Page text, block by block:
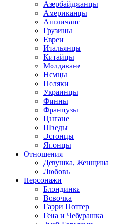
Азербайджанцы
Американцы
Англичане
Грузины
Евреи
Итальянцы
Китайцы
Молдаване
Немцы
Поляки
Украинцы
Финны
Французы
Цыгане
Шведы
Эстонцы
Японцы
Отношения
Девушка, Женщина
Любовь
Персонажи
Блондинка
Вовочка
Гарри Поттер
Гена и Чебурашка